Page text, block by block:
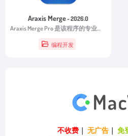
Araxis Merge- 2026.0
Araxis Merge Pro 是该程序的专业版本，用于直观地比较、检查和合并不同版本的源文件。
编程开发
不收费 ｜ 无广告 ｜ 免